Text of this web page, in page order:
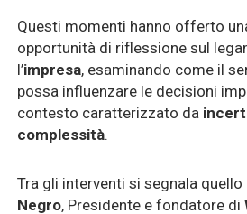
Questi momenti hanno offerto
opportunità di riflessione sul
l’impresa, esaminando come il
possa influenzare le decisioni
contesto caratterizzato da
complessità.
Tra gli interventi si segnala
Negro, Presidente e fondatore di